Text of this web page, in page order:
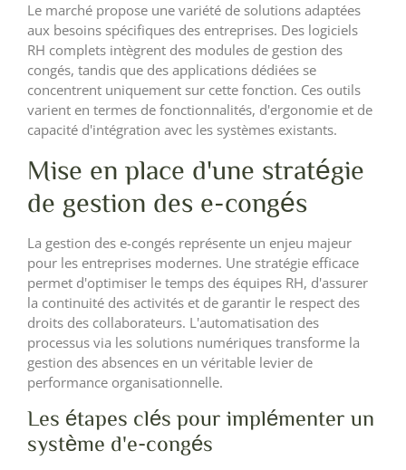
Le marché propose une variété de solutions adaptées
aux besoins spécifiques des entreprises. Des logiciels
RH complets intègrent des modules de gestion des
congés, tandis que des applications dédiées se
concentrent uniquement sur cette fonction. Ces outils
varient en termes de fonctionnalités, d'ergonomie et de
capacité d'intégration avec les systèmes existants.
Mise en place d'une stratégie
de gestion des e-congés
La gestion des e-congés représente un enjeu majeur
pour les entreprises modernes. Une stratégie efficace
permet d'optimiser le temps des équipes RH, d'assurer
la continuité des activités et de garantir le respect des
droits des collaborateurs. L'automatisation des
processus via les solutions numériques transforme la
gestion des absences en un véritable levier de
performance organisationnelle.
Les étapes clés pour implémenter un
système d'e-congés